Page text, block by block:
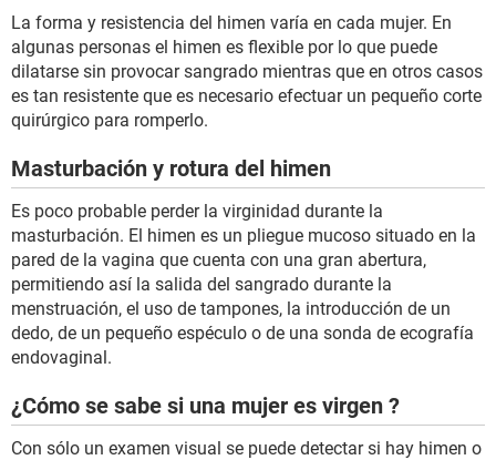
La forma y resistencia del himen varía en cada mujer. En
algunas personas el himen es flexible por lo que puede
dilatarse sin provocar sangrado mientras que en otros casos
es tan resistente que es necesario efectuar un pequeño corte
quirúrgico para romperlo.
Masturbación y rotura del himen
Es poco probable perder la virginidad durante la
masturbación. El himen es un pliegue mucoso situado en la
pared de la vagina que cuenta con una gran abertura,
permitiendo así la salida del sangrado durante la
menstruación, el uso de tampones, la introducción de un
dedo, de un pequeño espéculo o de una sonda de ecografía
endovaginal.
¿Cómo se sabe si una mujer es virgen ?
Con sólo un examen visual se puede detectar si hay himen o